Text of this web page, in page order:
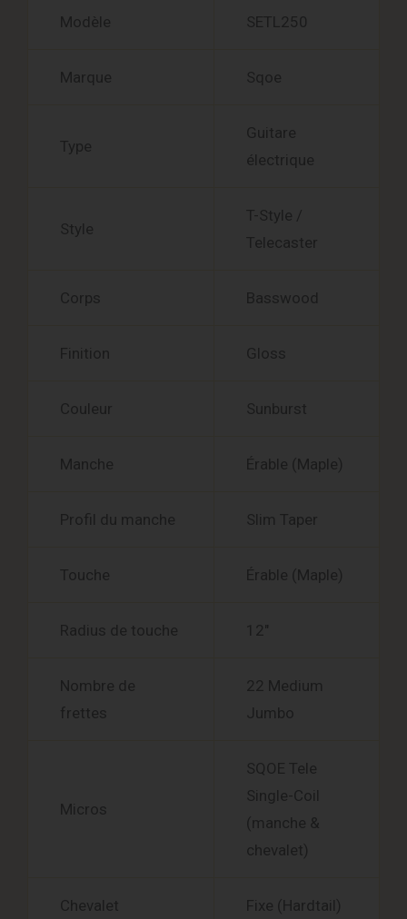
Modèle SETL250
Marque Sqoe
Type
Guitare
électrique
Style
T-Style /
Telecaster
Corps Basswood
Finition Gloss
Couleur Sunburst
Manche Érable (Maple)
Profil du manche Slim Taper
Touche Érable (Maple)
Radius de touche 12″
Nombre de
frettes
22 Medium
Jumbo
Micros
SQOE Tele
Single-Coil
(manche &
chevalet)
Chevalet Fixe (Hardtail)